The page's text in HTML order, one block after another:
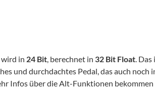
in 24 Bit, berechnet in 32 Bit Float. Das
und durchdachtes Pedal, das auch
Infos über die Alt-Funktionen bekommen